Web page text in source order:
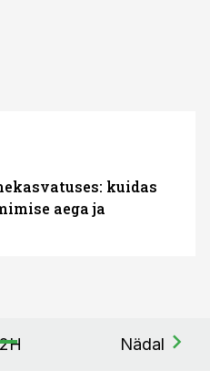
kuidas
aega ja
Nädal